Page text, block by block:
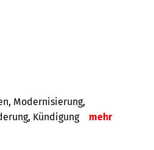
Modernisierung,
Kündigung
mehr